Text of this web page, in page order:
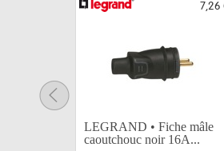
7,26
LEGRAND • Fiche mâle
caoutchouc noir 16A...